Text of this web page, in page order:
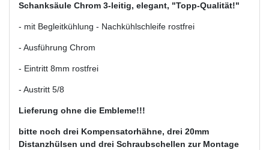
Schanksäule Chrom 3-leitig, elegant, "Topp-Qualität!"
- mit Begleitkühlung - Nachkühlschleife rostfrei
- Ausführung Chrom
- Eintritt 8mm rostfrei
- Austritt 5/8
Lieferung ohne die Embleme!!!
bitte noch drei Kompensatorhähne, drei 20mm
Distanzhülsen und drei Schraubschellen zur Montage